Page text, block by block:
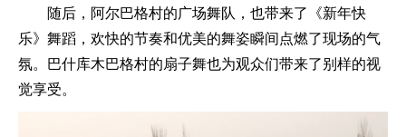
随后，阿尔巴格村的广场舞队，也带来了《新年快
乐》舞蹈，欢快的节奏和优美的舞姿瞬间点燃了现场的气
氛。巴什库木巴格村的扇子舞也为观众们带来了别样的视
觉享受。